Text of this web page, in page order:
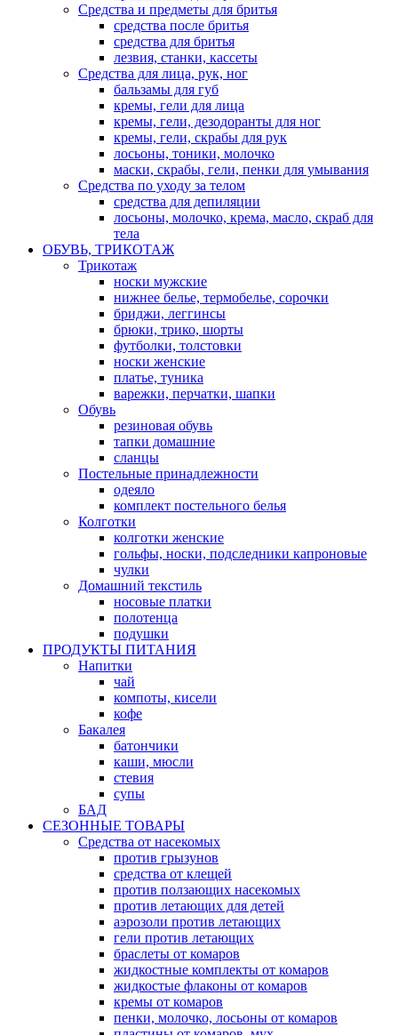
Средства и предметы для бритья
средства после бритья
средства для бритья
лезвия, станки, кассеты
Средства для лица, рук, ног
бальзамы для губ
кремы, гели для лица
кремы, гели, дезодоранты для ног
кремы, гели, скрабы для рук
лосьоны, тоники, молочко
маски, скрабы, гели, пенки для умывания
Средства по уходу за телом
средства для депиляции
лосьоны, молочко, крема, масло, скраб для
тела
ОБУВЬ, ТРИКОТАЖ
Трикотаж
носки мужские
нижнее белье, термобелье, сорочки
бриджи, леггинсы
брюки, трико, шорты
футболки, толстовки
носки женские
платье, туника
варежки, перчатки, шапки
Обувь
резиновая обувь
тапки домашние
сланцы
Постельные принадлежности
одеяло
комплект постельного белья
Колготки
колготки женские
гольфы, носки, подследники капроновые
чулки
Домашний текстиль
носовые платки
полотенца
подушки
ПРОДУКТЫ ПИТАНИЯ
Напитки
чай
компоты, кисели
кофе
Бакалея
батончики
каши, мюсли
стевия
супы
БАД
СЕЗОННЫЕ ТОВАРЫ
Средства от насекомых
против грызунов
средства от клещей
против ползающих насекомых
против летающих для детей
аэрозоли против летающих
гели против летающих
браслеты от комаров
жидкостные комплекты от комаров
жидкостые флаконы от комаров
кремы от комаров
пенки, молочко, лосьоны от комаров